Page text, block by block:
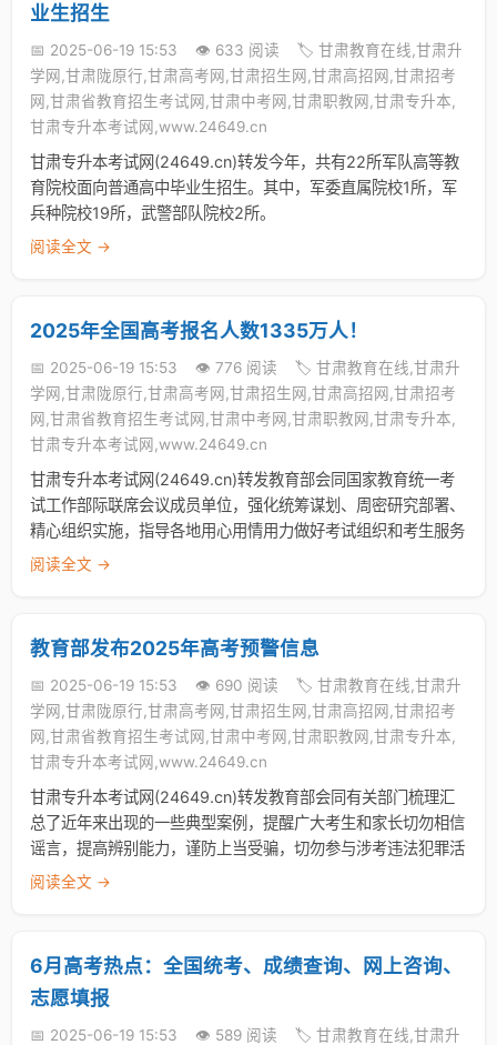
业生招生
📅 2025-06-19 15:53 👁️ 633 阅读
🏷️ 甘肃教育在线,甘肃升
学网,甘肃陇原行,甘肃高考网,甘肃招生网,甘肃高招网,甘肃招考
网,甘肃省教育招生考试网,甘肃中考网,甘肃职教网,甘肃专升本,
甘肃专升本考试网,www.24649.cn
甘肃专升本考试网(24649.cn)转发今年，共有22所军队高等教
育院校面向普通高中毕业生招生。其中，军委直属院校1所，军
兵种院校19所，武警部队院校2所。
阅读全文 →
2025年全国高考报名人数1335万人！
📅 2025-06-19 15:53 👁️ 776 阅读
🏷️ 甘肃教育在线,甘肃升
学网,甘肃陇原行,甘肃高考网,甘肃招生网,甘肃高招网,甘肃招考
网,甘肃省教育招生考试网,甘肃中考网,甘肃职教网,甘肃专升本,
甘肃专升本考试网,www.24649.cn
甘肃专升本考试网(24649.cn)转发教育部会同国家教育统一考
试工作部际联席会议成员单位，强化统筹谋划、周密研究部署、
精心组织实施，指导各地用心用情用力做好考试组织和考生服务
阅读全文 →
教育部发布2025年高考预警信息
📅 2025-06-19 15:53 👁️ 690 阅读
🏷️ 甘肃教育在线,甘肃升
学网,甘肃陇原行,甘肃高考网,甘肃招生网,甘肃高招网,甘肃招考
网,甘肃省教育招生考试网,甘肃中考网,甘肃职教网,甘肃专升本,
甘肃专升本考试网,www.24649.cn
甘肃专升本考试网(24649.cn)转发教育部会同有关部门梳理汇
总了近年来出现的一些典型案例，提醒广大考生和家长切勿相信
谣言，提高辨别能力，谨防上当受骗，切勿参与涉考违法犯罪活
阅读全文 →
6月高考热点：全国统考、成绩查询、网上咨询、
志愿填报
📅 2025-06-19 15:53 👁️ 589 阅读
🏷️ 甘肃教育在线,甘肃升